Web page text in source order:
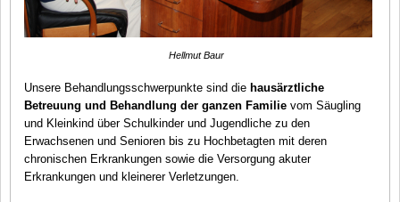
Hellmut Baur
Unsere Behandlungsschwerpunkte sind die hausärztliche
Betreuung und Behandlung der ganzen Familie vom Säugling
und Kleinkind über Schulkinder und Jugendliche zu den
Erwachsenen und Senioren bis zu Hochbetagten mit deren
chronischen Erkrankungen sowie die Versorgung akuter
Erkrankungen und kleinerer Verletzungen.